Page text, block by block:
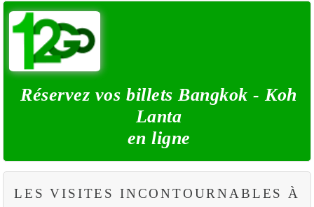
Réservez vos billets Bangkok - Koh
Lanta
en ligne
LES VISITES INCONTOURNABLES À